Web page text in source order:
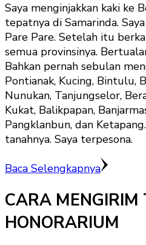
Saya menginjakkan kaki ke
tepatnya di Samarinda.
Pare Pare. Setelah itu
semua provinsinya.
Bahkan pernah sebulan
Pontianak, Kucing, Bintulu,
Nunukan, Tanjungselor,
Kukat, Balikpapan,
Pangklanbun, dan
tanahnya. Saya terpesona.
Baca Selengkapnya
CARA
HONORARIUM